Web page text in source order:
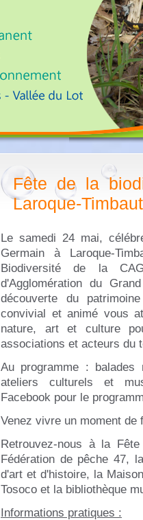
Fête de la
Laroque-Timbaut
Le samedi 24 mai,
Germain à Laroque-
Biodiversité de la
d'Agglomération du
découverte du
convivial et animé vous
nature, art et culture
associations et acteurs du
Au programme : balades
ateliers culturels et
Facebook pour le
Venez vivre un moment
Retrouvez-nous à la
Fédération de pêche 47,
d'art et d'histoire, la
Tosoco et la bibliothèque
Informations pratiques :